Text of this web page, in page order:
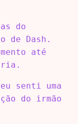
do
de Dash.
até
senti uma
do irmão